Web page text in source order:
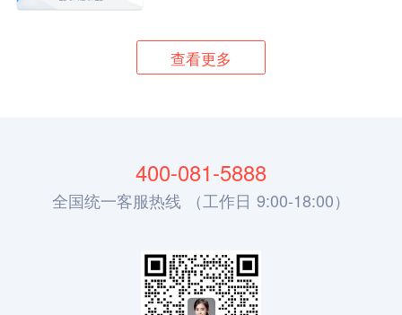
查看更多
400-081-5888
全国统一客服热线 （工作日 9:00-18:00）